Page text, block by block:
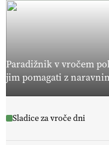
Paradižnik v vročem
jim pomagati z
Sladice za vroče dni